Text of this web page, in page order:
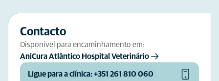
Contacto
Disponível para encaminhamento em:
AniCura Atlântico Hospital Veterinário
Ligue para a clínica: +351 261 810 060